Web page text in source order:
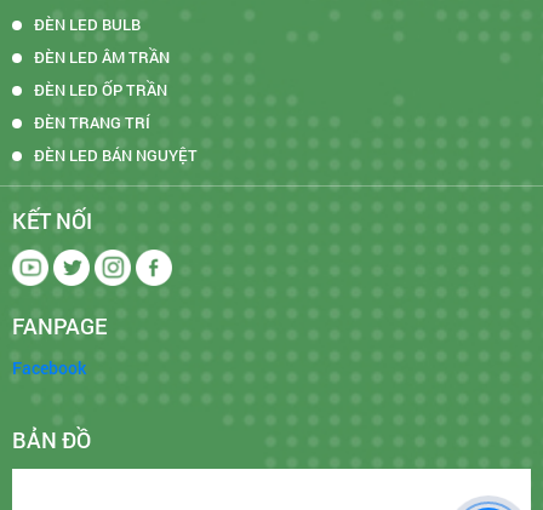
ĐÈN LED BULB
ĐÈN LED ÂM TRẦN
ĐÈN LED ỐP TRẦN
ĐÈN TRANG TRÍ
ĐÈN LED BÁN NGUYỆT
KẾT NỐI
FANPAGE
Facebook
BẢN ĐỒ